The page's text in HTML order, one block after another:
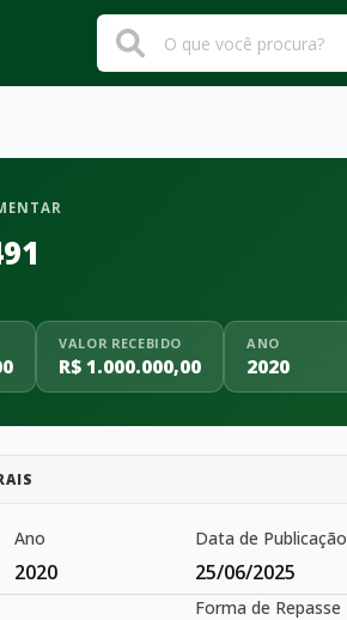
VALOR RECEBIDO
R$ 1.000.000,00
ANO
2020
Ano
2020
Data de Publicação
25/06/2025
Forma de Repasse